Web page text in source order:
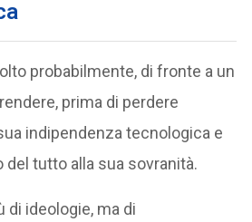
probabilmente, di fronte a un
prima di perdere
indipendenza tecnologica e
del tutto alla sua sovranità.
di ideologie, ma di